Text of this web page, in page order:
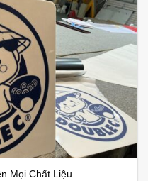
Mọi Chất Liệu